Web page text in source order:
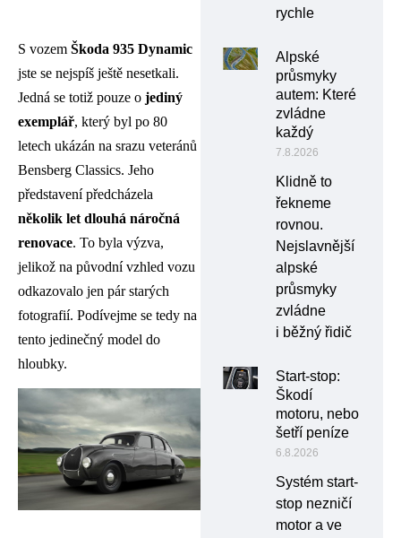
S vozem Škoda 935 Dynamic
jste se nejspíš ještě nesetkali.
Jedná se totiž pouze o jediný
exemplář, který byl po 80
letech ukázán na srazu veteránů
Bensberg Classics. Jeho
představení předcházela
několik let dlouhá náročná
renovace. To byla výzva,
jelikož na původní vzhled vozu
odkazovalo jen pár starých
fotografií. Podívejme se tedy na
tento jedinečný model do
hloubky.
rychle
Alpské
průsmyky
autem: Které
zvládne
každý
7.8.2026
Klidně to
řekneme
rovnou.
Nejslavnější
alpské
průsmyky
zvládne
i běžný řidič
Start-stop:
Škodí
motoru, nebo
šetří peníze
6.8.2026
Systém start-
stop nezničí
motor a ve